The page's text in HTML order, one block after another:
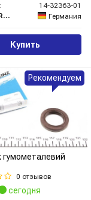
14-32363-01
VICTOR REINZ
Германия
Купить
гумометалевий
0 отзывов
сегодня
Рекомендуем